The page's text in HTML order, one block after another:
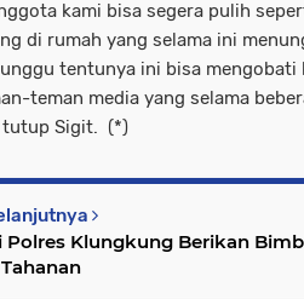
kami bisa segera pulih
di rumah yang selama ini
tentunya ini bisa mengobati
teman media yang selama
tutup Sigit. (*)
Polres Klungkung Berikan